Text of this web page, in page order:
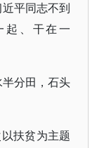
平同志不到
起、干在一
分田，石头
扶贫为主题